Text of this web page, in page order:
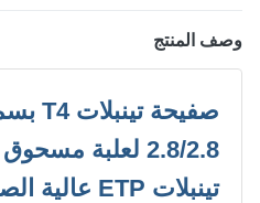
المنتج
2.8/2.8 لعلبة مسحوق
تينبلات ETP عالية الصلابة